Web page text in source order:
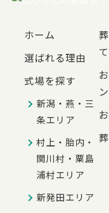
ホーム
選ばれる理由
式場を探す
新潟・燕・三
条エリア
村上・胎内・
関川村・粟島
浦村エリア
新発田エリア
て